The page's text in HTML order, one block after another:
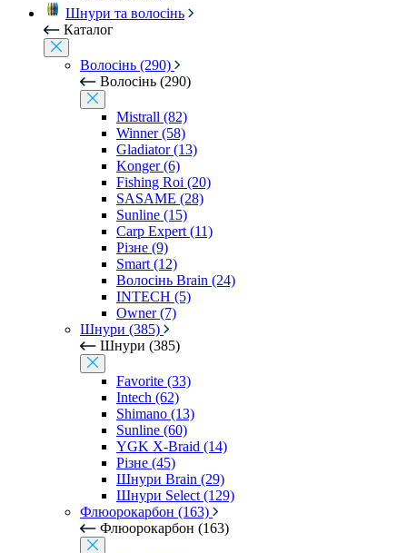
Шнури та волосінь
Каталог
Волосінь (290)
Волосінь (290)
Mistrall (82)
Winner (58)
Gladiator (13)
Konger (6)
Fishing Roi (20)
SASAME (28)
Sunline (15)
Carp Expert (11)
Різне (9)
Smart (12)
Волосінь Brain (24)
INTECH (5)
Owner (7)
Шнури (385)
Шнури (385)
Favorite (33)
Intech (62)
Shimano (13)
Sunline (60)
YGK X-Braid (14)
Різне (45)
Шнури Brain (29)
Шнури Select (129)
Флюорокарбон (163)
Флюорокарбон (163)